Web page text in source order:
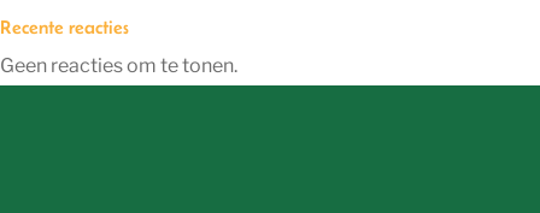
Recente reacties
Geen reacties om te tonen.